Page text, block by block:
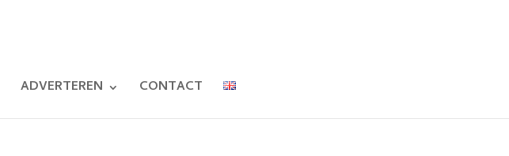
ADVERTEREN CONTACT